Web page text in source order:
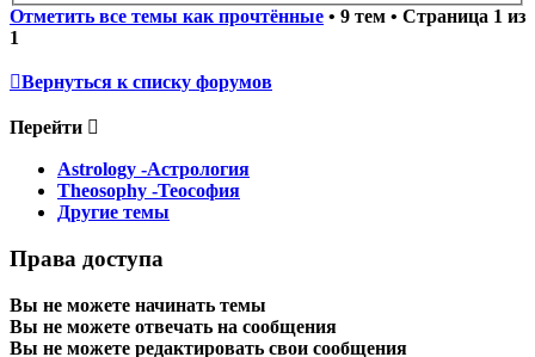
Отметить все темы как прочтённые • 9 тем • Страница 1 из
1
Вернуться к списку форумов
Перейти
Astrology -Астрология
Theosophy -Теософия
Другие темы
Права доступа
Вы не можете начинать темы
Вы не можете отвечать на сообщения
Вы не можете редактировать свои сообщения